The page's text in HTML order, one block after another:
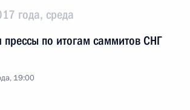
года, среда
прессы по итогам саммитов СНГ
19:00